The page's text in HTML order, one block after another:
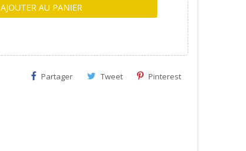
AJOUTER AU PANIER
Partager Tweet Pinterest